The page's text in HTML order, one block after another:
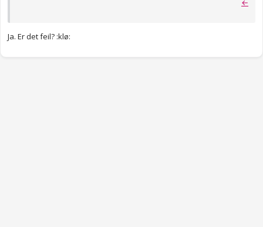
←
Ja. Er det feil? :klø: